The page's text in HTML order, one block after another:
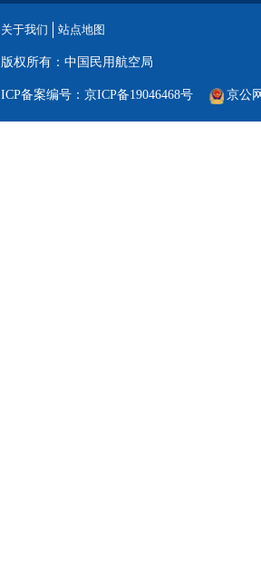
关于我们 站点地图
版权所有：中国民用航空局
ICP备案编号：京ICP备19046468号 京公